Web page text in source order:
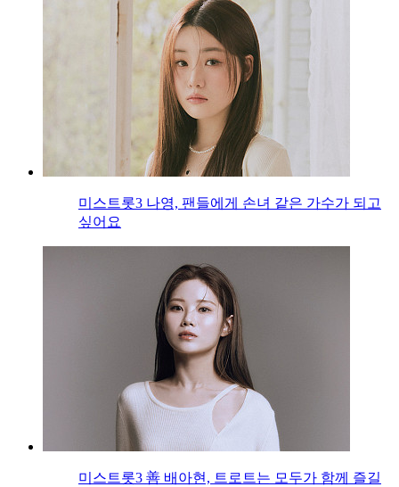
미스트롯3 나영, 팬들에게 손녀 같은 가수가 되고
싶어요
미스트롯3 善 배아현, 트로트는 모두가 함께 즐길